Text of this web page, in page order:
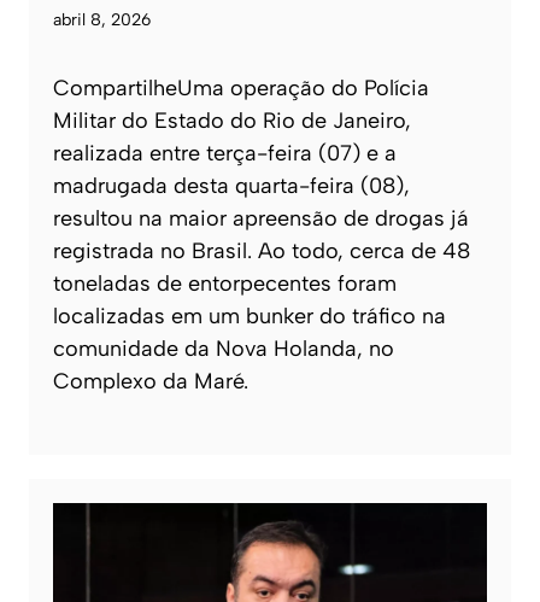
abril 8, 2026
CompartilheUma operação do Polícia
Militar do Estado do Rio de Janeiro,
realizada entre terça-feira (07) e a
madrugada desta quarta-feira (08),
resultou na maior apreensão de drogas já
registrada no Brasil. Ao todo, cerca de 48
toneladas de entorpecentes foram
localizadas em um bunker do tráfico na
comunidade da Nova Holanda, no
Complexo da Maré.